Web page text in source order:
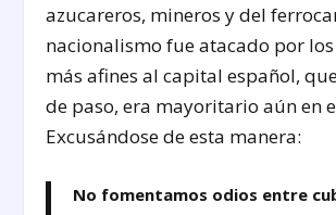
azucareros, mineros y del
nacionalismo fue atacado por
más afines al capital español,
de paso, era mayoritario aún en
Excusándose de esta manera:
No fomentamos odios entre